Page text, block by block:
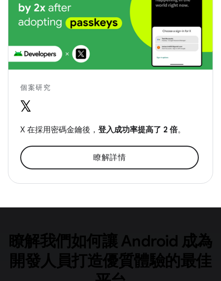
個案研究
X 在採用密碼金鑰後， 登入成功率提高了 2 倍。
瞭解詳情
瞭解我們如何讓 Android 成為
開發人員打造優質體驗的最佳